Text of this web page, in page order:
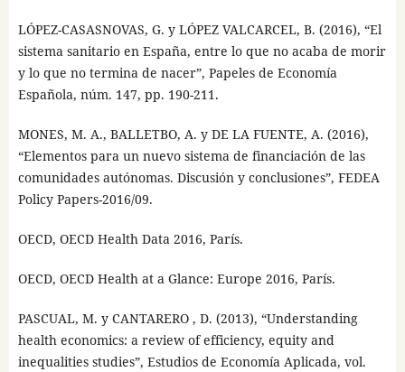
LÓPEZ-CASASNOVAS, G. y LÓPEZ VALCARCEL, B. (2016), “El
sistema sanitario en España, entre lo que no acaba de morir
y lo que no termina de nacer”, Papeles de Economía
Española, núm. 147, pp. 190-211.
MONES, M. A., BALLETBO, A. y DE LA FUENTE, A. (2016),
“Elementos para un nuevo sistema de financiación de las
comunidades autónomas. Discusión y conclusiones”, FEDEA
Policy Papers-2016/09.
OECD, OECD Health Data 2016, París.
OECD, OECD Health at a Glance: Europe 2016, París.
PASCUAL, M. y CANTARERO , D. (2013), “Understanding
health economics: a review of efficiency, equity and
inequalities studies”, Estudios de Economía Aplicada, vol.